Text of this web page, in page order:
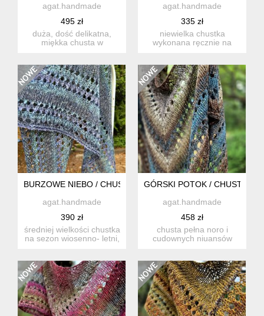
agat.handmade
495 zł
duża, dość delikatna,
miękka chusta w
agat.handmade
335 zł
niewielka chustka
wykonana ręcznie na
BURZOWE NIEBO / CHUSTKA Z LNEM
agat.handmade
390 zł
średniej wielkości chustka
na sezon wiosenno- letni,
GÓRSKI POTOK / CHUSTA Z
agat.handmade
458 zł
chusta pełna noro i
cudownych niuansów